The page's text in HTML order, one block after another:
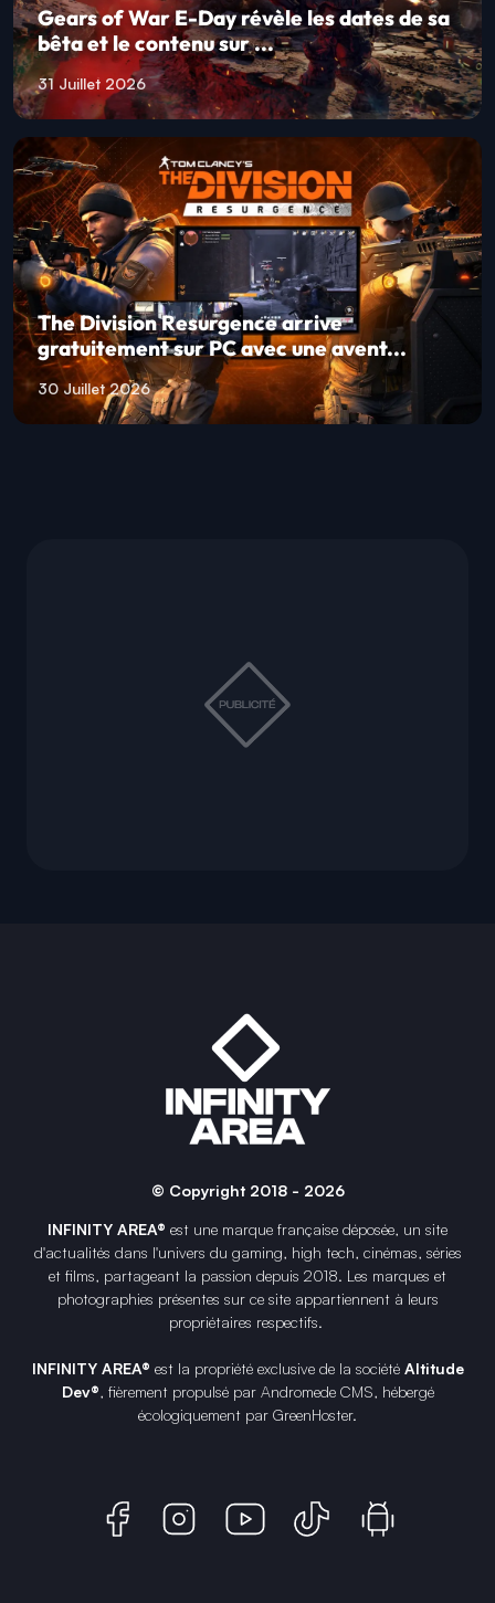
Gears of War E-Day révèle les dates de sa
bêta et le contenu sur ...
31 Juillet 2026
The Division Resurgence arrive
gratuitement sur PC avec une avent...
30 Juillet 2026
© Copyright 2018 - 2026
INFINITY AREA® est une marque française déposée, un site
d'actualités dans l'univers du gaming, high tech, cinémas, séries
et films, partageant la passion depuis 2018. Les marques et
photographies présentes sur ce site appartiennent à leurs
propriétaires respectifs.
INFINITY AREA® est la propriété exclusive de la société Altitude
Dev®, fièrement propulsé par Andromede CMS, hébergé
écologiquement par GreenHoster.